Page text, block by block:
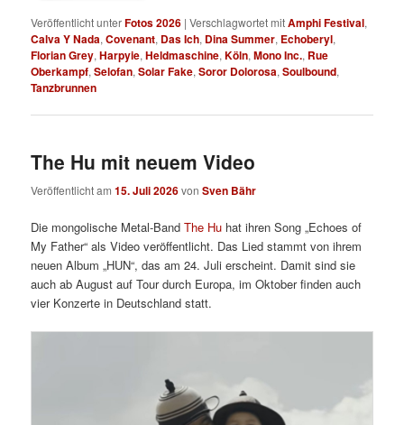
Veröffentlicht unterFotos 2026 |Verschlagwortet mitAmphi Festival,
Calva Y Nada,Covenant, Das Ich, Dina Summer, Echoberyl,
Florian Grey,Harpyie,Heldmaschine,Köln,Mono Inc., Rue
Oberkampf,Selofan,Solar Fake,Soror Dolorosa,Soulbound,
Tanzbrunnen
The Hu mit neuem Video
Veröffentlicht am15. Juli 2026vonSven Bähr
Die mongolische Metal-BandThe Hu hat ihren Song „Echoes of
My Father“ als Video veröffentlicht. Das Lied stammt von ihrem
neuen Album „HUN“, das am 24. Juli erscheint. Damit sind sie
auch ab August auf Tour durch Europa, im Oktober finden auch
vier Konzerte in Deutschland statt.